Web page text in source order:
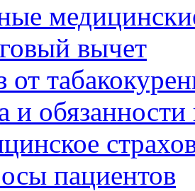
вычет
от
и
пациентов